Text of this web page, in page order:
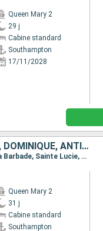
Queen Mary 2
29 j
Cabine standard
Southampton
17/11/2028
ÉTATS-UNIS, TORTOLA, SAINT-MARTIN, BARBADE, SAINTE-LUCIE, DOMINIQUE, ANTIGUA-ET-BARBUDA, ROYAUME-UNI
Itinéraire : Southampton, New York, Tortola, Saint Martin (Antilles Néerlandaises), La Barbade, Sainte Lucie, La Dominique, St Kitts, New York, Southampton
Queen Mary 2
31 j
Cabine standard
Southampton